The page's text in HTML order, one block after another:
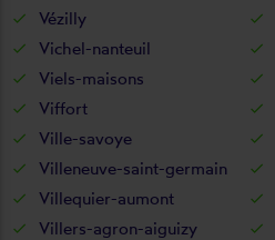
Vézilly
Vichel-nanteuil
Viels-maisons
Viffort
Ville-savoye
Villeneuve-saint-germain
Villequier-aumont
Villers-agron-aiguizy